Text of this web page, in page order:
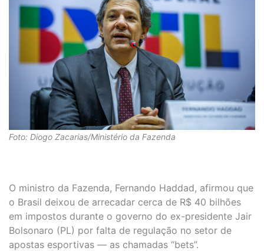
Foto: Diogo Zacarias/Ministério da Fazenda
O ministro da Fazenda, Fernando Haddad, afirmou que
o Brasil deixou de arrecadar cerca de R$ 40 bilhões
em impostos durante o governo do ex-presidente Jair
Bolsonaro (PL) por falta de regulação no setor de
apostas esportivas — as chamadas “bets”.